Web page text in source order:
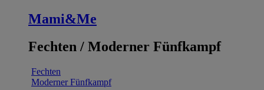
Mami&Me
Fechten / Moderner Fünfkampf
Fechten
Moderner Fünfkampf